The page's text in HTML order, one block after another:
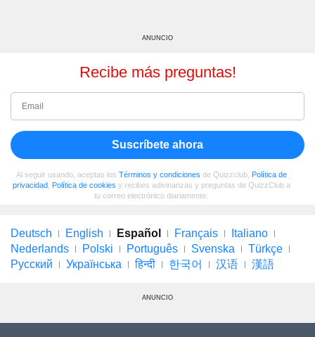
ANUNCIO
Recibe más preguntas!
Suscríbete ahora
Al seguir usando, aceptas los Términos y condiciones de Quizzclub, Política de
privacidad, Política de cookies y recibes adivinanzas y preguntas de QuizzClub a
tu correo electrónico diariamente.
Deutsch English Español Français
Italiano
Nederlands
Polski Português Svenska
Türkçe
Русский
Українська हिन्दी 한국어 汉语 漢語
ANUNCIO